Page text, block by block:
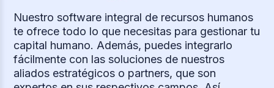
Nuestro software integral de recursos humanos
te ofrece todo lo que necesitas para gestionar tu
capital humano. Además, puedes integrarlo
fácilmente con las soluciones de nuestros
aliados estratégicos o partners, que son